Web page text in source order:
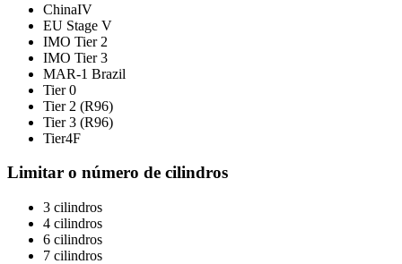
ChinaIV
EU Stage V
IMO Tier 2
IMO Tier 3
MAR-1 Brazil
Tier 0
Tier 2 (R96)
Tier 3 (R96)
Tier4F
Limitar o número de cilindros
3 cilindros
4 cilindros
6 cilindros
7 cilindros